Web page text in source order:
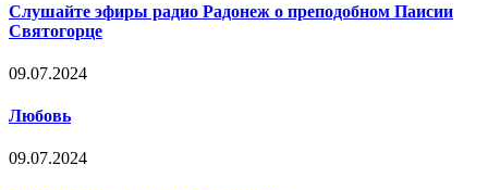
Слушайте эфиры радио Радонеж о преподобном Паисии
Святогорце
09.07.2024
Любовь
09.07.2024